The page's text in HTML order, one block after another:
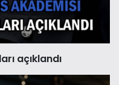
açıklandı